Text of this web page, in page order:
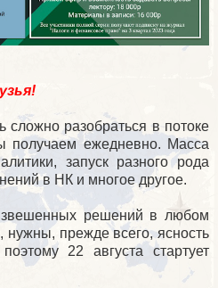
сложно разобраться в потоке
получаем ежедневно. Масса
запуск разного рода
в НК и многое другое.
решений в любом
нужны, прежде всего, ясность
22 августа стартует